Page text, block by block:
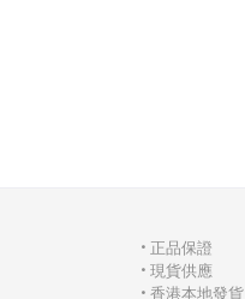
• 正品保證
• 現貨供應
• 香港本地發貨